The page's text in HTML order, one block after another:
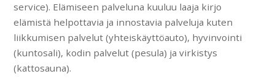
service). Elämiseen palveluna kuuluu laaja kirjo
elämistä helpottavia ja innostavia palveluja kuten
liikkumisen palvelut (yhteiskäyttöauto), hyvinvointi
(kuntosali), kodin palvelut (pesula) ja virkistys
(kattosauna).